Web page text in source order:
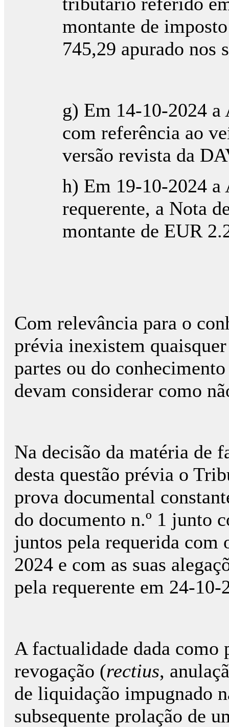
montante de
745,29 apurado nos
g) Em 14-10-2024
com referência ao
versão revista da
h) Em 19-10-2024
requerente, a Nota
montante de EUR
Com relevância para o
prévia inexistem
partes ou do
devam considerar como
Na decisão da matéria de
desta questão prévia o
prova documental
do documento n.º 1 junto
juntos pela requerida com
2024 e com as suas
pela requerente em 24-10-
A factualidade dada como
revogação (rectius,
de liquidação impugnado
subsequente prolação de